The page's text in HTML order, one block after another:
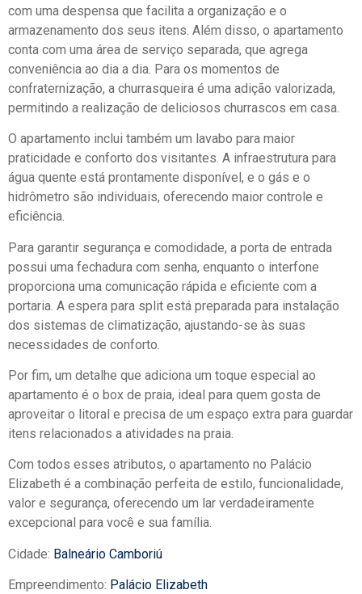
com uma despensa que facilita a organização e o
armazenamento dos seus itens. Além disso, o apartamento
conta com uma área de serviço separada, que agrega
conveniência ao dia a dia. Para os momentos de
confraternização, a churrasqueira é uma adição valorizada,
permitindo a realização de deliciosos churrascos em casa.
O apartamento inclui também um lavabo para maior
praticidade e conforto dos visitantes. A infraestrutura para
água quente está prontamente disponível, e o gás e o
hidrômetro são individuais, oferecendo maior controle e
eficiência.
Para garantir segurança e comodidade, a porta de entrada
possui uma fechadura com senha, enquanto o interfone
proporciona uma comunicação rápida e eficiente com a
portaria. A espera para split está preparada para instalação
dos sistemas de climatização, ajustando-se às suas
necessidades de conforto.
Por fim, um detalhe que adiciona um toque especial ao
apartamento é o box de praia, ideal para quem gosta de
aproveitar o litoral e precisa de um espaço extra para guardar
itens relacionados a atividades na praia.
Com todos esses atributos, o apartamento no Palácio
Elizabeth é a combinação perfeita de estilo, funcionalidade,
valor e segurança, oferecendo um lar verdadeiramente
excepcional para você e sua família.
Cidade: Balneário Camboriú
Empreendimento: Palácio Elizabeth